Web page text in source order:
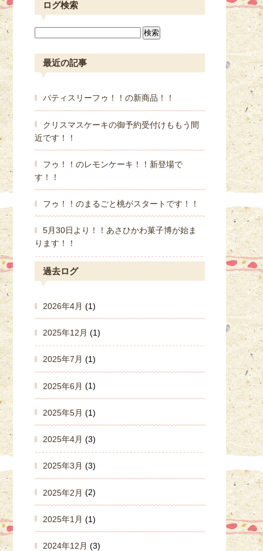
ログ検索
最近の記事
パティスリーフゥ！！の新商品！！
クリスマスケーキの御予約受付けももう間
近です！！
フゥ！！のレモンケーキ！！新登場で
す！！
フゥ！！のまるごと桃がスタートです！！
5月30日より！！あさひかわ菓子博が始ま
ります！！
過去ログ
2026年4月 (1)
2025年12月 (1)
2025年7月 (1)
2025年6月 (1)
2025年5月 (1)
2025年4月 (3)
2025年3月 (3)
2025年2月 (2)
2025年1月 (1)
2024年12月 (3)